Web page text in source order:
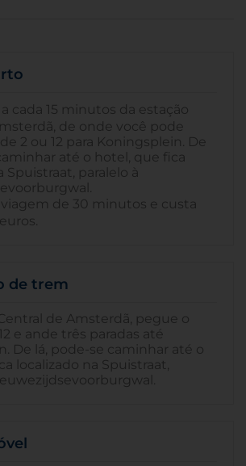
cada 15 minutos da estação
de onde você pode
2 ou 12 para Koningsplein. De
até o hotel, que fica
Spuistraat, paralelo à
de 30 minutos e custa
de trem
de Amsterdã, pegue o
e ande três paradas até
De lá, pode-se caminhar até o
localizado na Spuistraat,